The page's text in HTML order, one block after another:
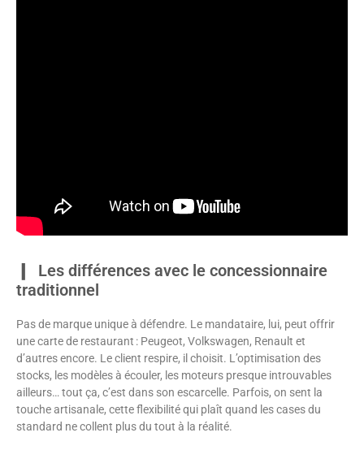
Les différences avec le concessionnaire
traditionnel
Pas de marque unique à défendre. Le mandataire, lui, peut offrir
une carte de restaurant : Peugeot, Volkswagen, Renault et
d’autres encore. Le client respire, il choisit. L’optimisation des
stocks, les modèles à écouler, les moteurs presque introuvables
ailleurs… tout ça, c’est dans son escarcelle. Parfois, on sent la
touche artisanale, cette flexibilité qui plaît quand les cases du
standard ne collent plus du tout à la réalité.